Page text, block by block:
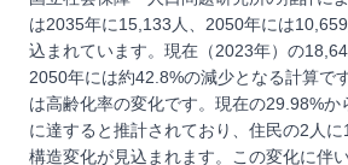
は2035年に15,133人、2050年には
込まれています。現在（2023年）の
2050年には約42.8%の減少となる計算で
は高齢化率の変化です。現在の29.98%
に達すると推計されており、住民の2人
構造変化が見込まれます。この変化に伴